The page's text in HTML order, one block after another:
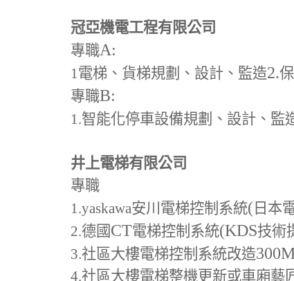
冠亞機電工程有限公司
專職A:
1電梯、貨梯規劃、設計、監造2.
專職B:
1.智能化停車設備規劃、設計、監
井上電梯有限公司
專職
1.yaskawa安川電梯控制系統( 日本
2.德國 CT電梯控制系統(KDS技術
3.社區大樓電梯控制系統改造
4.社區大樓電梯整機更新或車廂藝